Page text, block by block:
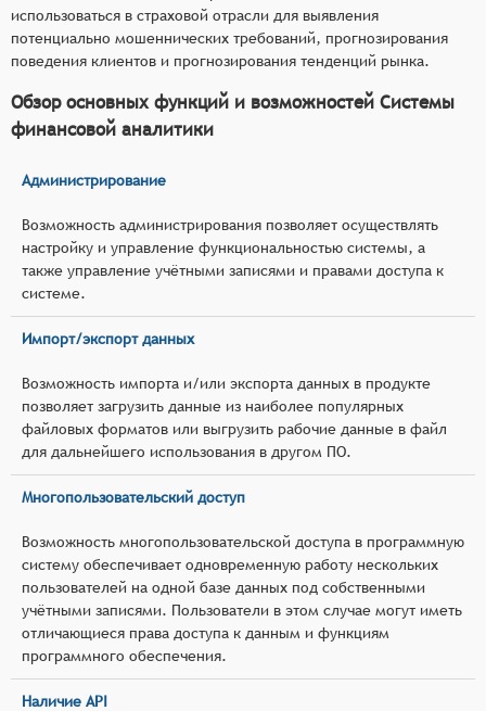
использоваться в страховой отрасли для выявления
потенциально мошеннических требований, прогнозирования
поведения клиентов и прогнозирования тенденций рынка.
Обзор основных функций и возможностей Системы
финансовой аналитики
Администрирование
Возможность администрирования позволяет осуществлять
настройку и управление функциональностью системы, а
также управление учётными записями и правами доступа к
системе.
Импорт/экспорт данных
Возможность импорта и/или экспорта данных в продукте
позволяет загрузить данные из наиболее популярных
файловых форматов или выгрузить рабочие данные в файл
для дальнейшего использования в другом ПО.
Многопользовательский доступ
Возможность многопользовательской доступа в программную
систему обеспечивает одновременную работу нескольких
пользователей на одной базе данных под собственными
учётными записями. Пользователи в этом случае могут иметь
отличающиеся права доступа к данным и функциям
программного обеспечения.
Наличие API